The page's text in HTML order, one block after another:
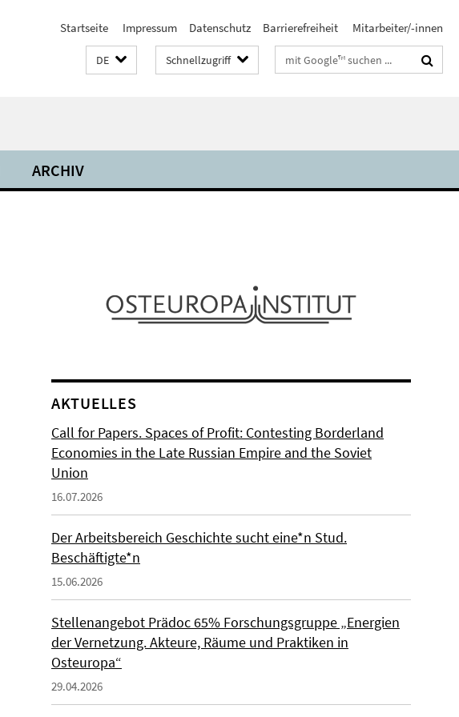
Startseite Impressum Datenschutz Barrierefreiheit Mitarbeiter/-innen
DE Schnellzugriff Suchbegriffe
ARCHIV
AKTUELLES
Call for Papers. Spaces of Profit: Contesting Borderland
Economies in the Late Russian Empire and the Soviet
Union
16.07.2026
Der Arbeitsbereich Geschichte sucht eine*n Stud.
Beschäftigte*n
15.06.2026
Stellenangebot Prädoc 65% Forschungsgruppe „Energien
der Vernetzung. Akteure, Räume und Praktiken in
Osteuropa“
29.04.2026